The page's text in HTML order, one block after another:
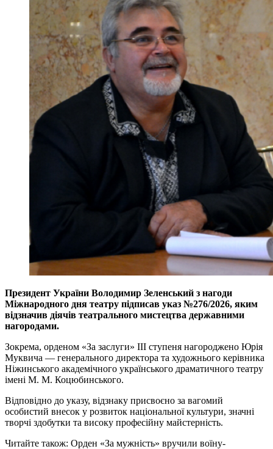
Президент України Володимир Зеленський з нагоди
Міжнародного дня театру підписав указ №276/2026, яким
відзначив діячів театрального мистецтва державними
нагородами.
Зокрема, орденом «За заслуги» ІІІ ступеня нагороджено Юрія
Муквича — генерального директора та художнього керівника
Ніжинського академічного українського драматичного театру
імені М. М. Коцюбинського.
Відповідно до указу, відзнаку присвоєно за вагомий
особистий внесок у розвиток національної культури, значні
творчі здобутки та високу професійну майстерність.
Читайте також: Орден «За мужність» вручили воїну-